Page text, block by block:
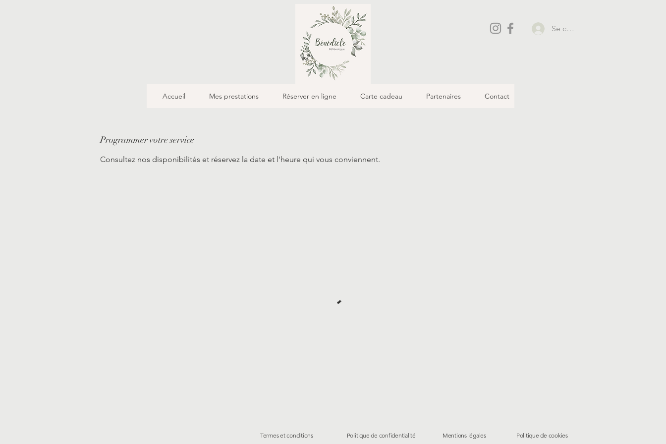
Se connecter
Accueil Mes prestations Réserver en ligne Carte cadeau Partenaires Contact
Programmer votre service
Consultez nos disponibilités et réservez la date et l'heure qui vous conviennent.
Termes et conditions Politique de confidentialité Mentions légales Politique de cookies